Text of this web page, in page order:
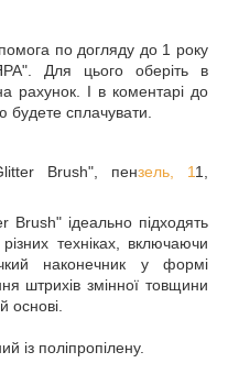
по догляду до 1 року
Для цього оберіть в
рахунок. І в коментарі до
сплачувати.
Brush", пензель, 11,
Brush" ідеально підходять
техніках, включаючи
наконечник у формі
штрихів змінної товщини
основі.
із поліпропілену.